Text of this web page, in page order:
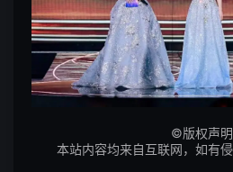
©版权声明
本站内容均来自互联网，如有